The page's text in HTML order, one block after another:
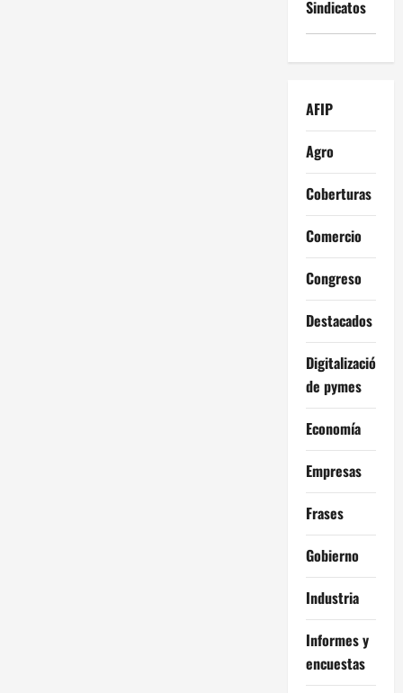
Sindicatos
AFIP
Agro
Coberturas
Comercio
Congreso
Destacados
Digitalización
de pymes
Economía
Empresas
Frases
Gobierno
Industria
Informes y
encuestas